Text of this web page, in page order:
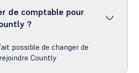
de comptable pour
?
possible de changer de
Countly